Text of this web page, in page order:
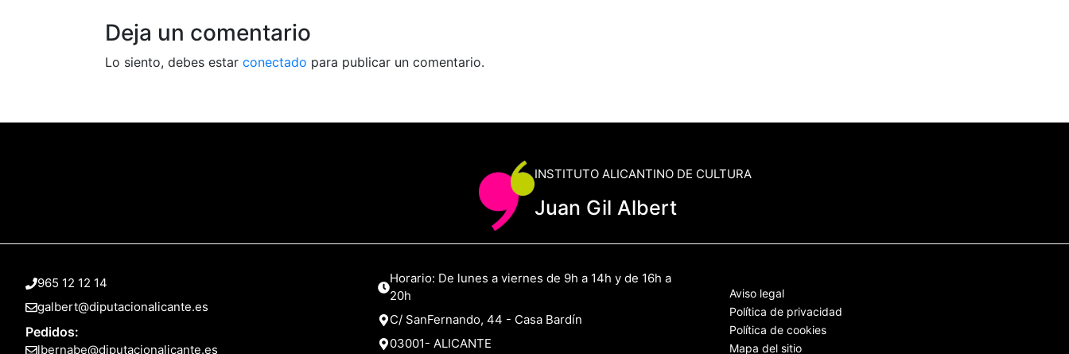
Deja un comentario
Lo siento, debes estar conectado para publicar un comentario.
INSTITUTO ALICANTINO DE CULTURA
Juan Gil Albert
965 12 12 14
galbert@diputacionalicante.es
Pedidos:
lbernabe@diputacionalicante.es
Horario: De lunes a viernes de 9h a 14h y de 16h a
20h
C/ SanFernando, 44 - Casa Bardín
03001- ALICANTE
Aviso legal
Política de privacidad
Política de cookies
Mapa del sitio